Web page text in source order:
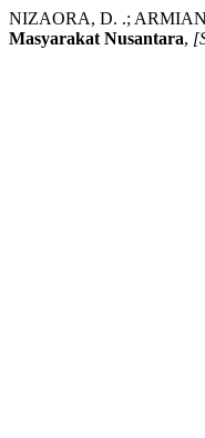
NIZAORA, D. .;
Masyarakat Nusantara,